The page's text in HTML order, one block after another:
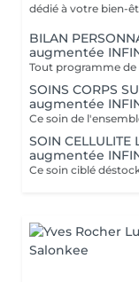
dédié à votre bien-
BILAN
augmentée
SOINS CORPS
augmentée
SOIN
augmentée